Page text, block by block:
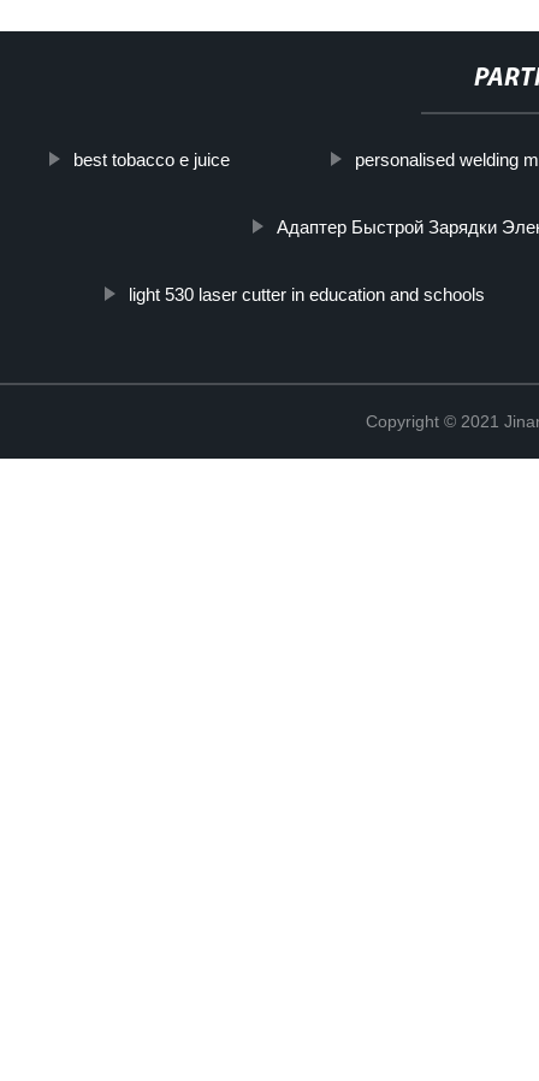
best tobacco e juice personalised welding
Адаптер Быстрой Зарядки
light 530 laser cutter in education and schools
Copyright © 2021